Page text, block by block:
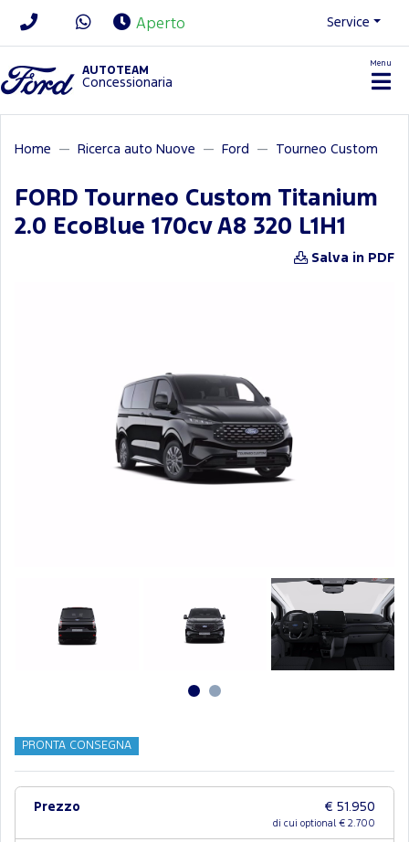
Aperto Service
AUTOTEAM
Concessionaria
Menu
Home Ricerca auto Nuove Ford Tourneo Custom
FORD Tourneo Custom Titanium
2.0 EcoBlue 170cv A8 320 L1H1
Salva in PDF
PRONTA CONSEGNA
Prezzo € 51.950
di cui optional € 2.700